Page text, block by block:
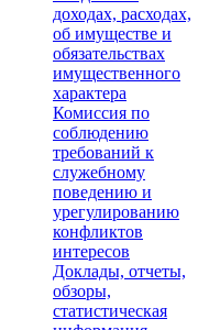
доходах, расходах,
об имуществе и
обязательствах
имущественного
характера
Комиссия по
соблюдению
требований к
служебному
поведению и
урегулированию
конфликтов
интересов
Доклады, отчеты,
обзоры,
статистическая